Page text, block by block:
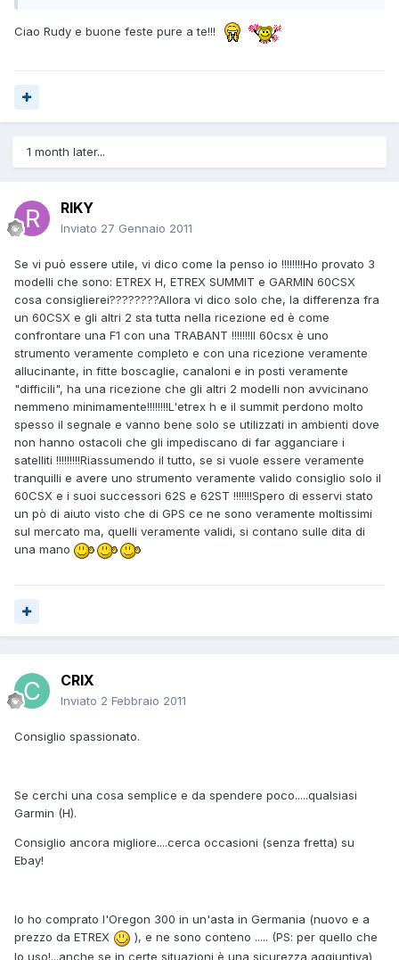
Ciao Rudy e buone feste pure a te!!!
1 month later...
RIKY
Inviato 27 Gennaio 2011
Se vi può essere utile, vi dico come la penso io !!!!!!!!Ho provato 3
modelli che sono: ETREX H, ETREX SUMMIT e GARMIN 60CSX
cosa consiglierei????????Allora vi dico solo che, la differenza fra
un 60CSX e gli altri 2 sta tutta nella ricezione ed è come
confrontare una F1 con una TRABANT !!!!!!!Il 60csx è uno
strumento veramente completo e con una ricezione veramente
allucinante, in fitte boscaglie, canaloni e in posti veramente
"difficili", ha una ricezione che gli altri 2 modelli non avvicinano
nemmeno minimamente!!!!!!!!L'etrex h e il summit perdono molto
spesso il segnale e vanno bene solo se utilizzati in ambienti dove
non hanno ostacoli che gli impediscano di far agganciare i
satelliti !!!!!!!!!Riassumendo il tutto, se si vuole essere veramente
tranquilli e avere uno strumento veramente valido consiglio solo il
60CSX e i suoi successori 62S e 62ST !!!!!!!Spero di esservi stato
un pò di aiuto visto che di GPS ce ne sono veramente moltissimi
sul mercato ma, quelli veramente validi, si contano sulle dita di
una mano
CRIX
Inviato 2 Febbraio 2011
Consiglio spassionato.
Se cerchi una cosa semplice e da spendere poco.....qualsiasi
Garmin (H).
Consiglio ancora migliore....cerca occasioni (senza fretta) su
Ebay!
Io ho comprato l'Oregon 300 in un'asta in Germania (nuovo e a
prezzo da ETREX
), e ne sono conteno ..... (PS: per quello che
lo uso!...anche se in certe situazioni è una sicurezza aggiuntiva)